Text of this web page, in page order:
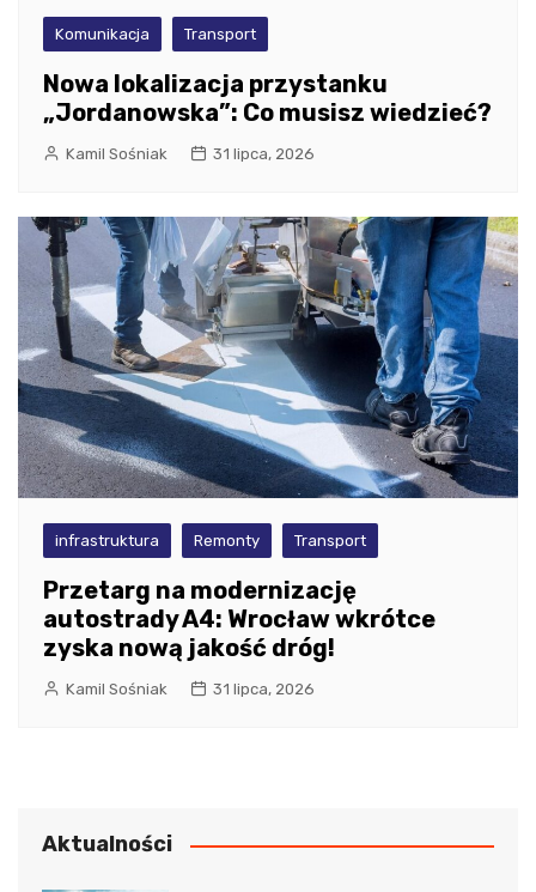
Komunikacja Transport
Nowa lokalizacja przystanku
„Jordanowska”: Co musisz wiedzieć?
Kamil Sośniak 31 lipca, 2026
infrastruktura Remonty Transport
Przetarg na modernizację
autostrady A4: Wrocław wkrótce
zyska nową jakość dróg!
Kamil Sośniak 31 lipca, 2026
Aktualności